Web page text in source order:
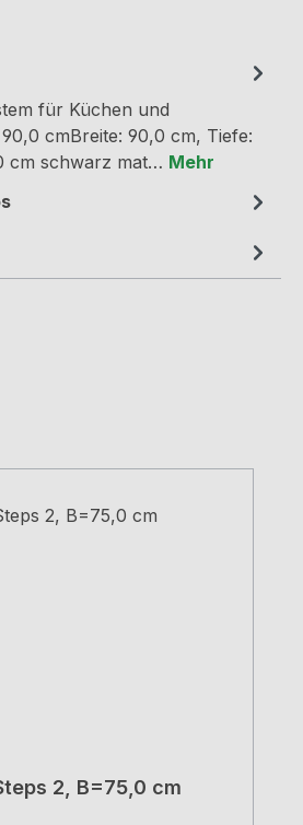
für Küchen und
cmBreite: 90,0 cm, Tiefe:
cm schwarz mat… Mehr
2, B=75,0 cm